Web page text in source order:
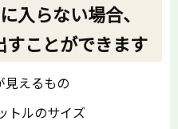
入らない場合、
すことができます
見えるもの
トルのサイズ